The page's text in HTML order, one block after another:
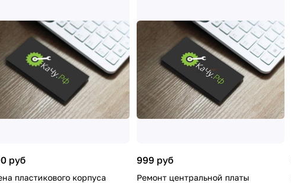
руб
пластикового корпуса
999 руб
Ремонт центральной платы